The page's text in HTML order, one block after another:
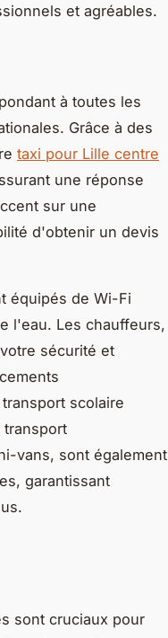
et agréables.
à toutes les
Grâce à des
taxi pour Lille centre
une réponse
sur une
d'obtenir un devis
équipés de Wi-Fi
l'eau. Les chauffeurs,
sécurité et
scolaire
transport
vans, sont également
garantissant
sont cruciaux pour